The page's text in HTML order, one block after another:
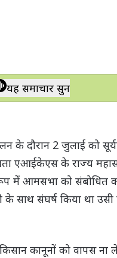
यह समाचार सुनें
के दौरान 2 जुलाई को
एआईकेएस के राज्य
में आमसभा को संबोधित
साथ संघर्ष किया था
कानूनों को वापस